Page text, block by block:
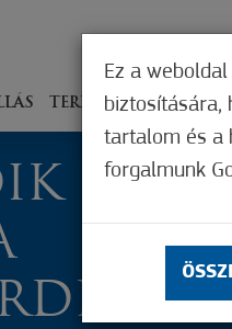
TERÍTÉKEN
Ez a
biztosítására,
tartalom és a
forgalmunk